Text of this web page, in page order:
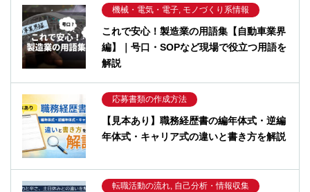
機械・電気・電子, モノづくり系情報
これで安心！製造業の用語集【自動車業界
編】｜号口・SOPなど現場で役立つ用語を
解説
応募書類の作成方法
【見本あり】職務経歴書の編年体式・逆編
年体式・キャリア式の違いと書き方を解説
転職活動の流れ, 自己分析・情報収集